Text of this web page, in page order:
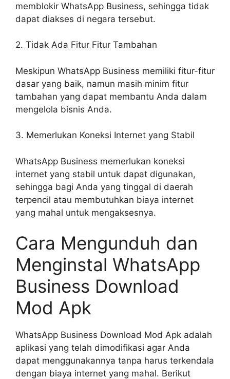
memblokir WhatsApp Business, sehingga tidak
dapat diakses di negara tersebut.
2. Tidak Ada Fitur Fitur Tambahan
Meskipun WhatsApp Business memiliki fitur-fitur
dasar yang baik, namun masih minim fitur
tambahan yang dapat membantu Anda dalam
mengelola bisnis Anda.
3. Memerlukan Koneksi Internet yang Stabil
WhatsApp Business memerlukan koneksi
internet yang stabil untuk dapat digunakan,
sehingga bagi Anda yang tinggal di daerah
terpencil atau membutuhkan biaya internet
yang mahal untuk mengaksesnya.
Cara Mengunduh dan
Menginstal WhatsApp
Business Download
Mod Apk
WhatsApp Business Download Mod Apk adalah
aplikasi yang telah dimodifikasi agar Anda
dapat menggunakannya tanpa harus terkendala
dengan biaya internet yang mahal. Berikut